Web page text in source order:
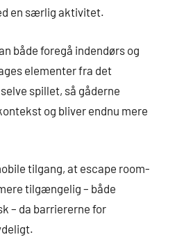
en særlig aktivitet.
både foregå indendørs og
elementer fra det
spillet, så gåderne
og bliver endnu mere
tilgang, at escape room-
tilgængelig – både
– da barriererne for